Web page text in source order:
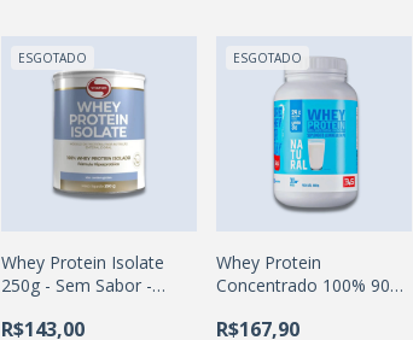
ESGOTADO
Whey Protein Isolate
250g - Sem Sabor -
R$143,00
ESGOTADO
Whey Protein
Concentrado 100% 900g
NUTRITION
R$167,90